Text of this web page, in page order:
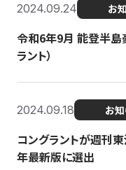
2024.09.24 お
令和6年9月 能登半島
ラント）
2024.09.18 お
コングラントが週刊
年最新版に選出